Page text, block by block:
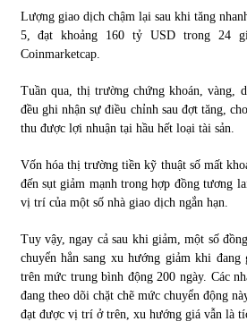
Phân tích giá tiền điện tử
Chứng khoán ngày 12/10/
Top 10 xe bán chạy nhất
Lượng giao dịch chậm lại sau khi tăng
5, đạt khoảng 160 tỷ USD trong 24
Coinmarketcap.
Tuần qua, thị trường chứng khoán, vàng,
đều ghi nhận sự điều chỉnh sau đợt tăng,
thu được lợi nhuận tại hầu hết loại tài sản.
Vốn hóa thị trường tiền kỹ thuật số mất
đến sụt giảm mạnh trong hợp đồng tương
vị trí của một số nhà giao dịch ngắn hạn.
Tuy vậy, ngay cả sau khi giảm, một số
chuyển hẳn sang xu hướng giảm khi
trên mức trung bình động 200 ngày. Các
đang theo dõi chặt chẽ mức chuyển động
đạt được vị trí ở trên, xu hướng giá vẫn là